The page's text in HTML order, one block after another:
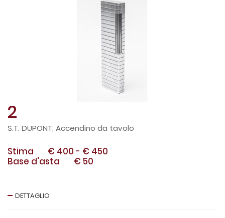
2
S.T. DUPONT, Accendino da tavolo
Stima € 400 - € 450
Base d'asta
€ 50
DETTAGLIO